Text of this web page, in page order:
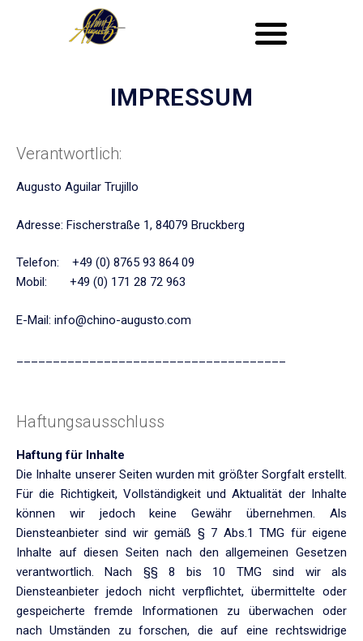
IMPRESSUM
Verantwortlich:
Augusto Aguilar Trujillo
Adresse: Fischerstraße 1, 84079 Bruckberg
Telefon: +49 (0) 8765 93 864 09
Mobil: +49 (0) 171 28 72 963
E-Mail: info@chino-augusto.com
Haftungsausschluss
Haftung für Inhalte
Die Inhalte unserer Seiten wurden mit größter Sorgfalt erstellt.
Für die Richtigkeit, Vollständigkeit und Aktualität der Inhalte
können wir jedoch keine Gewähr übernehmen. Als
Diensteanbieter sind wir gemäß § 7 Abs.1 TMG für eigene
Inhalte auf diesen Seiten nach den allgemeinen Gesetzen
verantwortlich. Nach §§ 8 bis 10 TMG sind wir als
Diensteanbieter jedoch nicht verpflichtet, übermittelte oder
gespeicherte fremde Informationen zu überwachen oder
nach Umständen zu forschen, die auf eine rechtswidrige